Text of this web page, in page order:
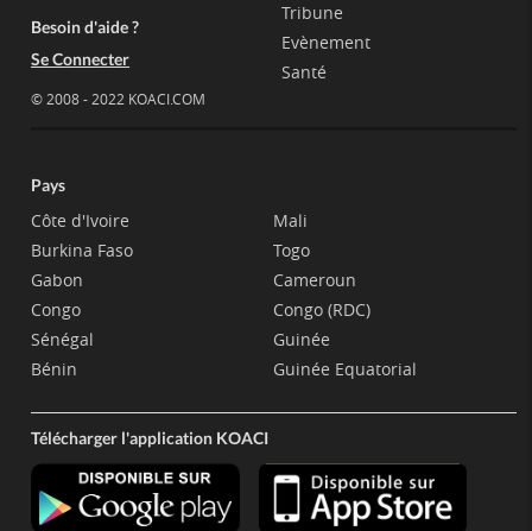
Besoin d'aide ?
Se Connecter
© 2008 - 2022 KOACI.COM
Tribune
Evènement
Santé
Pays
Côte d'Ivoire
Burkina Faso
Gabon
Congo
Sénégal
Bénin
Mali
Togo
Cameroun
Congo (RDC)
Guinée
Guinée Equatorial
Télécharger l'application KOACI